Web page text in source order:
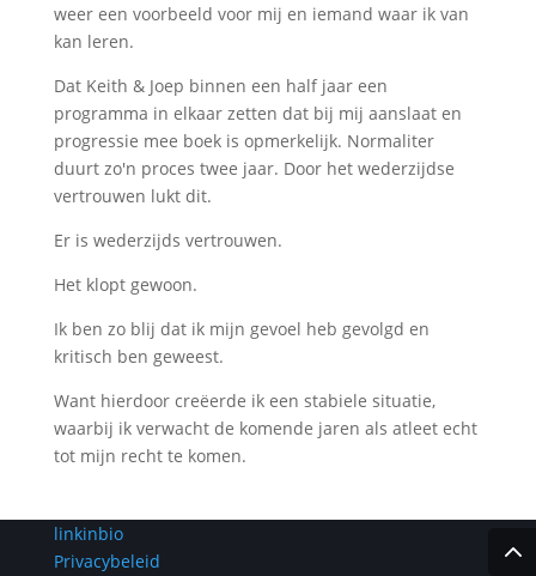
weer een voorbeeld voor mij en iemand waar ik van
kan leren.
Dat Keith & Joep binnen een half jaar een
programma in elkaar zetten dat bij mij aanslaat en
progressie mee boek is opmerkelijk. Normaliter
duurt zo'n proces twee jaar. Door het wederzijdse
vertrouwen lukt dit.
Er is wederzijds vertrouwen.
Het klopt gewoon.
Ik ben zo blij dat ik mijn gevoel heb gevolgd en
kritisch ben geweest.
Want hierdoor creëerde ik een stabiele situatie,
waarbij ik verwacht de komende jaren als atleet echt
tot mijn recht te komen.
linkinbio
Privacybeleid